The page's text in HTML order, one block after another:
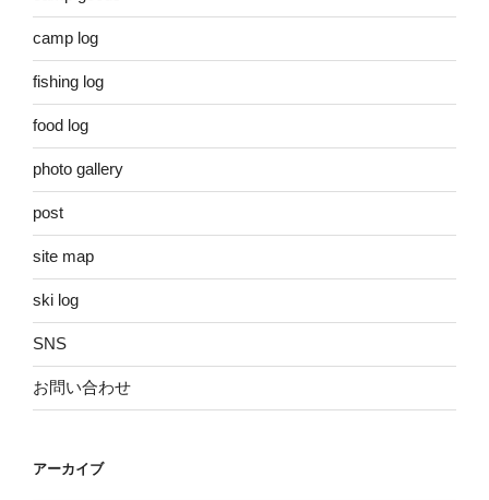
camp log
fishing log
food log
photo gallery
post
site map
ski log
SNS
お問い合わせ
アーカイブ